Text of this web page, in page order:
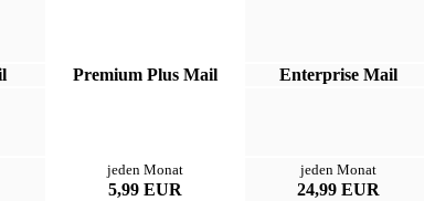
Premium Plus Mail Enterprise Mail
jeden Monat
5,99 EUR
jeden Monat
24,99 EUR